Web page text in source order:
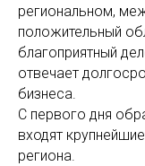
региональном,
положительный
благоприятный
отвечает
бизнеса.
С первого дня
входят
региона.